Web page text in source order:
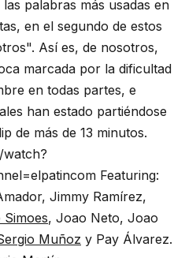
palabras más usadas en
en el segundo de estos
Así es, de nosotros,
marcada por la dificultad
en todas partes, e
han estado partiéndose
de más de 13 minutos.
Featuring:
Jimmy Ramírez,
, Joao Neto, Joao
Muñoz y Pay Álvarez.